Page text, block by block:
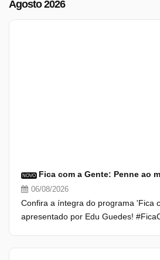
Agosto 2026
NOVO
06/08/2026
Confira a íntegra do programa 'Fica
apresentado por Edu Guedes!